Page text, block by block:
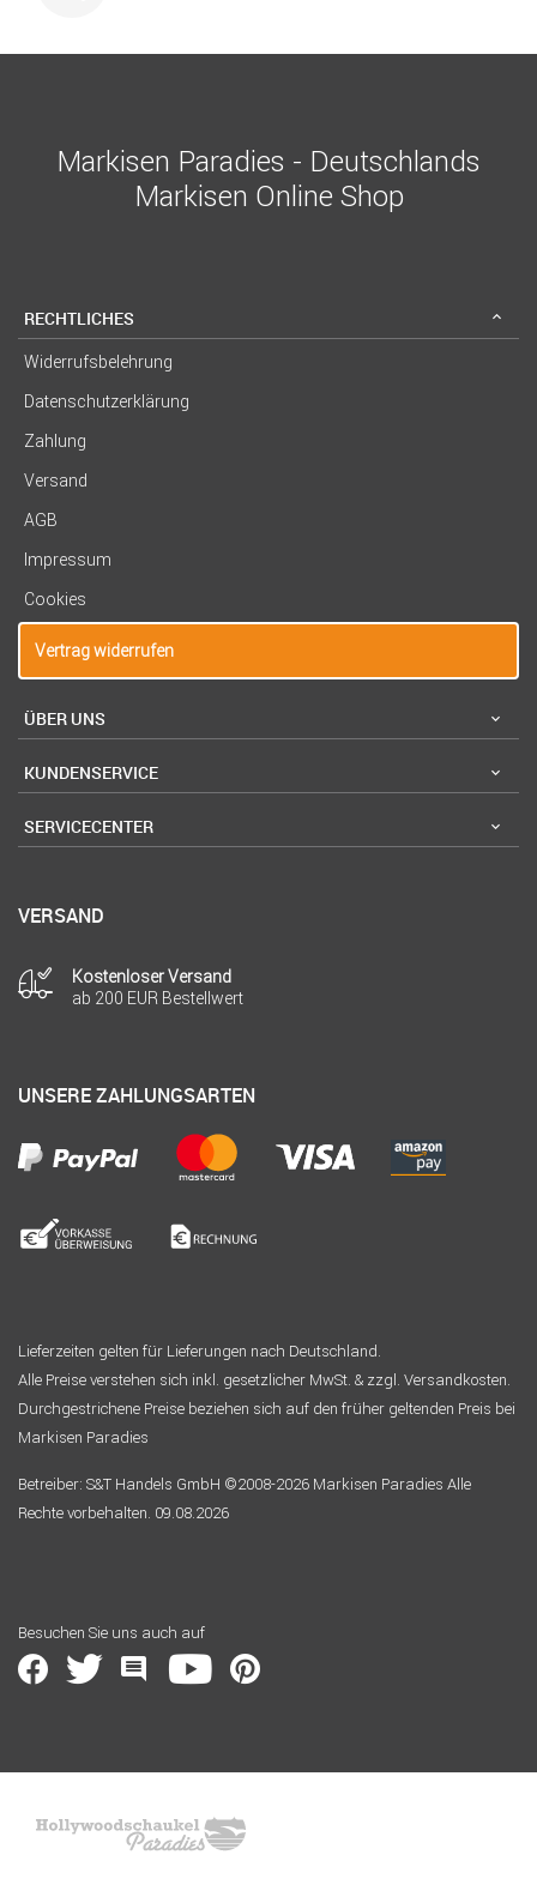
Markisen Paradies - Deutschlands
Markisen Online Shop
RECHTLICHES
Widerrufsbelehrung
Datenschutzerklärung
Zahlung
Versand
AGB
Impressum
Cookies
Vertrag widerrufen
ÜBER UNS
KUNDENSERVICE
SERVICECENTER
VERSAND
Kostenloser Versand
ab 200 EUR Bestellwert
UNSERE ZAHLUNGSARTEN
Lieferzeiten gelten für Lieferungen nach Deutschland.
Alle Preise verstehen sich inkl. gesetzlicher MwSt. & zzgl. Versandkosten.
Durchgestrichene Preise beziehen sich auf den früher geltenden Preis bei
Markisen Paradies
Betreiber: S&T Handels GmbH ©2008-2026 Markisen Paradies Alle
Rechte vorbehalten. 09.08.2026
Besuchen Sie uns auch auf